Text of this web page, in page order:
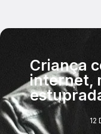
Criança
internet,
12